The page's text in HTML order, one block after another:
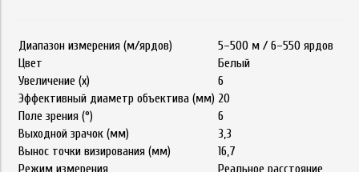
Диапазон измерения (м/ярдов)
5–500 м / 6–550 ярдов
Цвет
Белый
Увеличение (x)
6
Эффективный диаметр объектива (мм) 20
Поле зрения (°)
6
Выходной зрачок (мм)
3,3
Вынос точки визирования (мм)
16,7
Режим измерения
Реальное расстояние